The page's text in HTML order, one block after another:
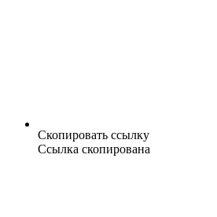
Скопировать ссылку
Ссылка скопирована